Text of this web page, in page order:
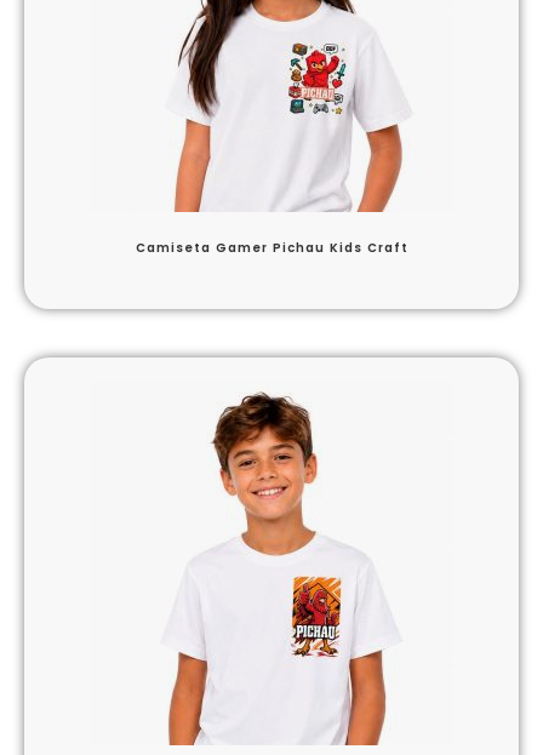
Camiseta Gamer Pichau Kids Craft